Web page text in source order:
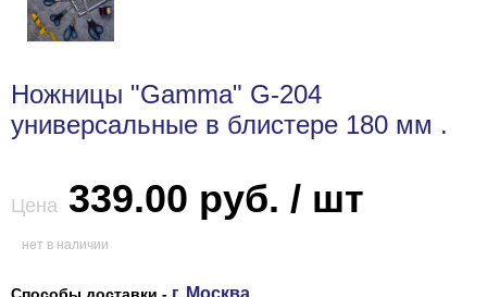
Ножницы "Gamma" G-204
универсальные в блистере 180 мм .
Цена 339.00 руб. / шт
нет в наличии